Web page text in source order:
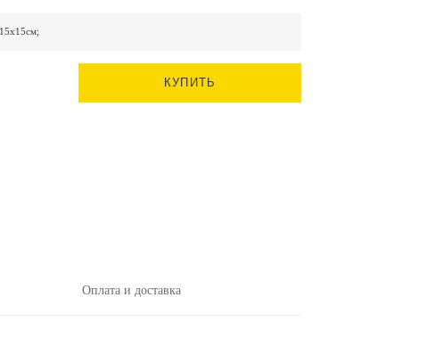
КУПИТЬ
Оплата и доставка